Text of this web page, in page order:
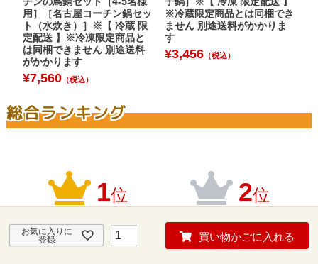
お気に入りに
登録
買い物かごに入れる
用］［名古屋コーチン鍋セッ
ト（水炊き）］※【 冷蔵 限
定配送 】※冷凍限定商品と
は同梱できません 別途送料
がかかります
¥7,560 （税込）
※冷蔵限定商品とは同梱でき
ません 別途送料がかかりま
す
¥3,456 （税込）
総合ランキング
1位 2位